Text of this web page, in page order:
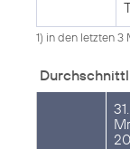
1) in den letzten 3
31.